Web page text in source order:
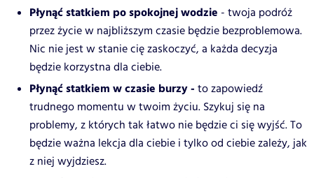
Płynąć statkiem po spokojnej wodzie - twoja podróż
przez życie w najbliższym czasie będzie bezproblemowa.
Nic nie jest w stanie cię zaskoczyć, a każda decyzja
będzie korzystna dla ciebie.
Płynąć statkiem w czasie burzy - to zapowiedź
trudnego momentu w twoim życiu. Szykuj się na
problemy, z których tak łatwo nie będzie ci się wyjść. To
będzie ważna lekcja dla ciebie i tylko od ciebie zależy, jak
z niej wyjdziesz.